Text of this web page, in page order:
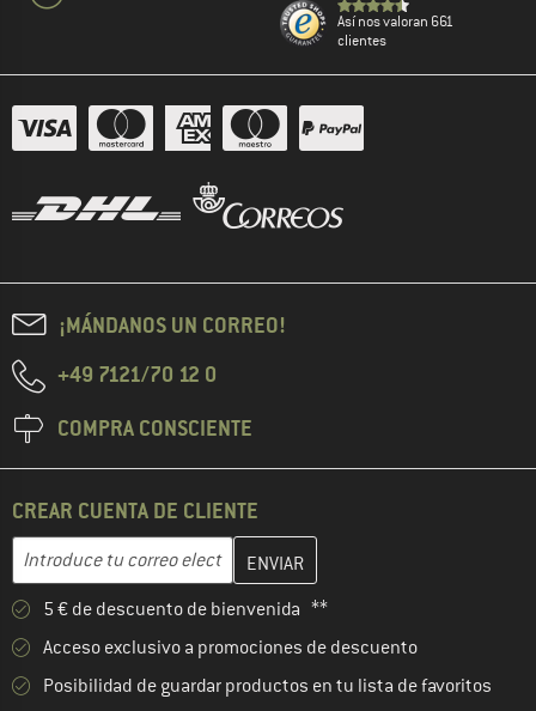
Así nos valoran 661
clientes
¡MÁNDANOS UN CORREO!
+49 7121/70 12 0
COMPRA CONSCIENTE
CREAR CUENTA DE CLIENTE
Dirección de correo electrónico
Introduce aquí tu dirección de correo electrónico y crea tu
5 € de descuento de bienvenida **
Acceso exclusivo a promociones de descuento
Posibilidad de guardar productos en tu lista de favoritos